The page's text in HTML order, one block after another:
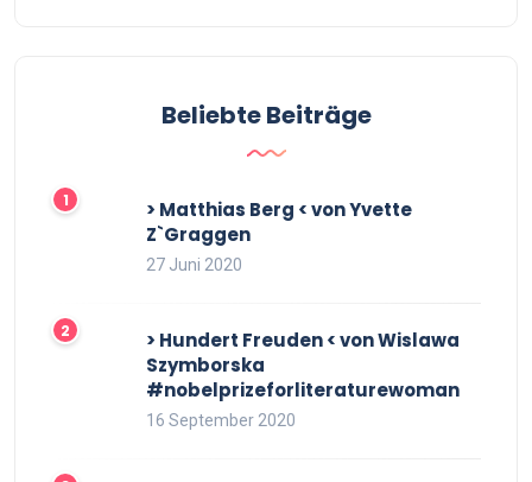
Beliebte Beiträge
> Matthias Berg < von Yvette
Z`Graggen
27 Juni 2020
> Hundert Freuden < von Wislawa
Szymborska
#nobelprizeforliteraturewoman
16 September 2020